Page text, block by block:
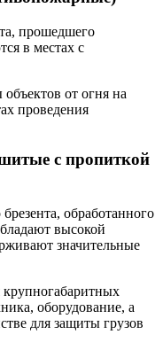
прошедшего
в местах с
от огня на
проведения
с пропиткой
обработанного
высокой
значительные
оборудование, а
для защиты грузов